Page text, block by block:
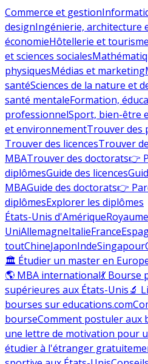
Commerce et gestion
designIngénierie, architecture
économieHôtellerie et tourisme
et sciences sociales
physiquesMédias et marketing
santéSciences de la nature et
santé mentaleFormation,
professionnelSport, bien-être
et environnementTrouver des
Trouver des licencesTrouver
MBATrouver des doctorats👉
diplômesGuide des licences
MBAGuide des doctorats👉
diplômesExplorer les diplômes
États-Unis d'Amérique
UniAllemagneItalieFrance
toutChineJaponIndeSingapour
🏛 Étudier un master en
🌎 MBA international💃 Bourse
supérieures aux États-Unis🔬
bourses sur educations.com
bourseComment postuler aux
une lettre de motivation pour
étudier à l'étranger